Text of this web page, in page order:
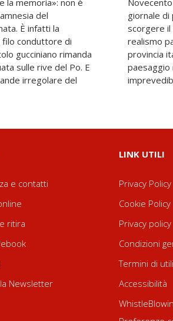
la memoria»: non è
del
È infatti la
filo conduttore di
gucciniano rimanda
sulle rive del Po. E
irregolare del
redattori d'un
è difficile
un robusto
rilegge la
per magia - un
luce nuova quanto
e contatti
ritira
Newsletter
LINK UTILI
Privacy Policy
Cookie Policy
Privacy
Condizioni
Termini di
Accessibilità